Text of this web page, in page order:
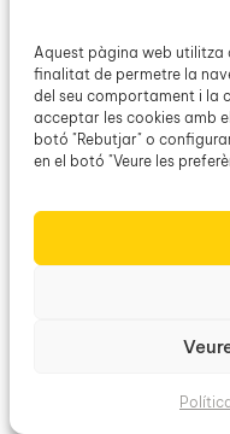
Aquest pàgina web utilitza
finalitat de permetre la
del seu comportament i la
acceptar les cookies amb
botó "Rebutjar" o
en el botó "Veure les